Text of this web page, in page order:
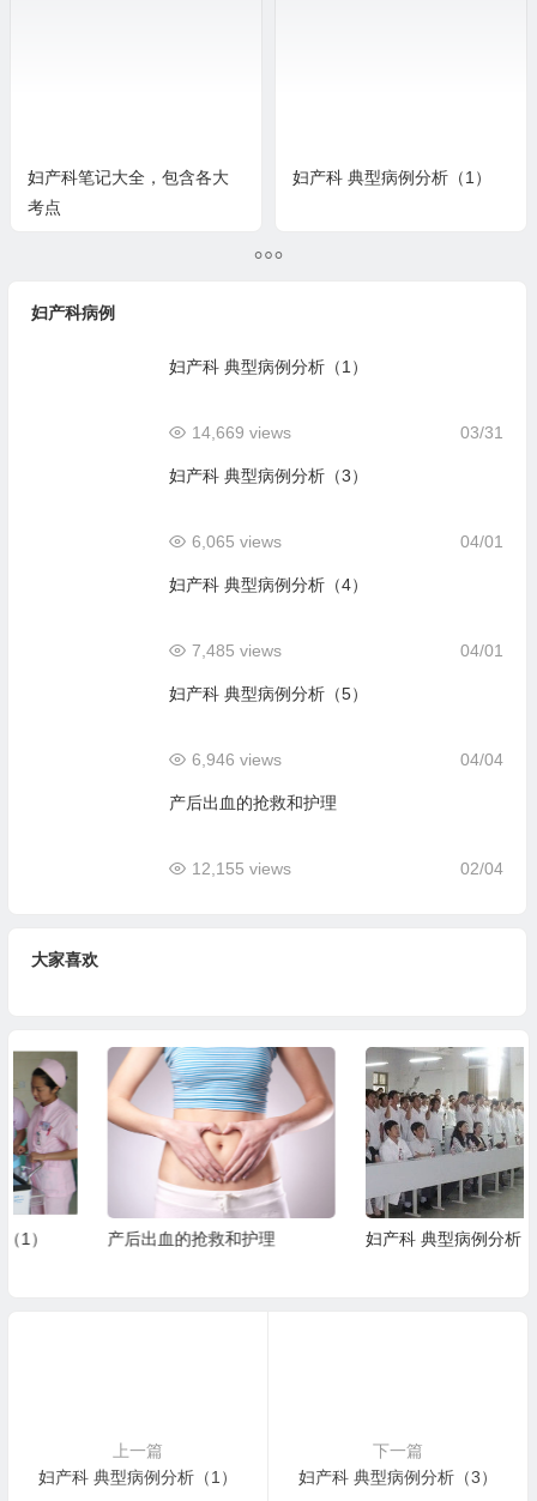
妇产科笔记大全，包含各大
考点
妇产科 典型病例分析（1）
妇产科病例
妇产科 典型病例分析（1）
03/31
14,669 views
妇产科 典型病例分析（3）
04/01
6,065 views
妇产科 典型病例分析（4）
04/01
7,485 views
妇产科 典型病例分析（5）
04/04
6,946 views
产后出血的抢救和护理
02/04
12,155 views
大家喜欢
产后出血的抢救和护理 妇产科 典型病例分析（5）
上一篇
妇产科 典型病例分析（1）
下一篇
妇产科 典型病例分析（3）